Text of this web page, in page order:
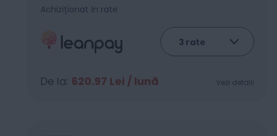
Achiziționat în rate
De la: 620.97 Lei / lună Vezi detalii